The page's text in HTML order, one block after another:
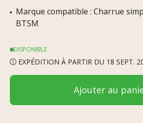
Marque compatible : Charrue
BTSM
DISPONIBLE
EXPÉDITION À PARTIR DU 18 SEPT.
Ajouter au